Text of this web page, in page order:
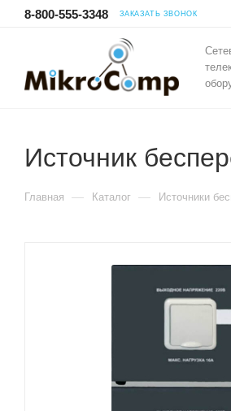
8-800-555-3348 ЗАКАЗАТЬ ЗВОНОК
Источник
Главная — Каталог — Источники